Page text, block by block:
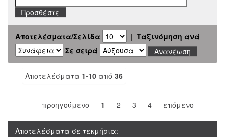
Αποτελέσματα/Σελίδα | Ταξινόμηση ανά
Σε σειρά
Αποτελέσματα 1-10 από 36
προηγούμενο 1 2 3 4 επόμενο
Αποτελέσματα σε τεκμήρια: